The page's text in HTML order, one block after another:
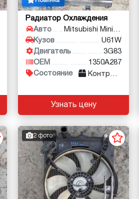
Радиатор Охлаждения
Авто
Mitsubishi Minicab
Кузов
U61W
Двигатель
3G83
OEM
1350A287
Состояние
Контракт
Узнать цену
2 фото